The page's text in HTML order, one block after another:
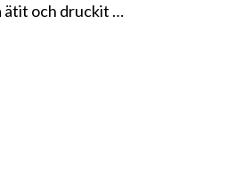
ätit och druckit …